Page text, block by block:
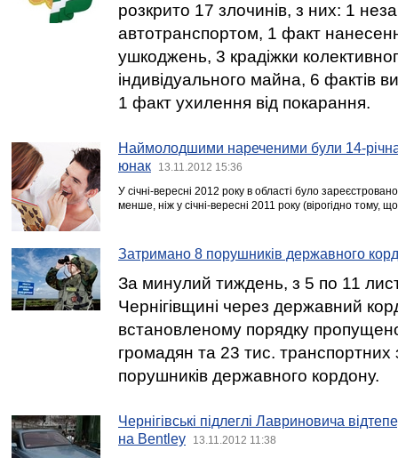
розкрито 17 злочинів, з них: 1
автотранспортом, 1 факт
ушкоджень, 3 крадіжки
індивідуального майна, 6 фактів
1 факт ухилення від покарання.
Наймолодшими нареченими були 14-річна
юнак
13.11.2012 15:36
У січні-вересні 2012 року в області було
менше, ніж у січні-вересні 2011 року (вірогідно тому,
Затримано 8 порушників державного
За минулий тиждень, з 5 по 11
Чернігівщині через державний
встановленому порядку
громадян та 23 тис. транспортних
порушників державного кордону.
Чернігівські підлеглі Лавриновича
на Bentley
13.11.2012 11:38